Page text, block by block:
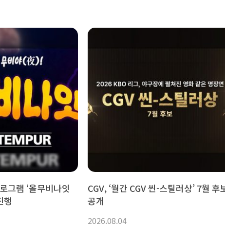
그램 ‘올무비나잇
행
CGV, ‘월간 CGV 씬-스틸러상’ 7월 후
공개
2026.08.04